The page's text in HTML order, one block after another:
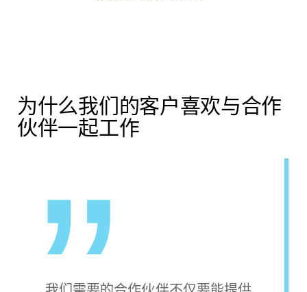
为什么我们的客户喜欢与合作
伙伴一起工作